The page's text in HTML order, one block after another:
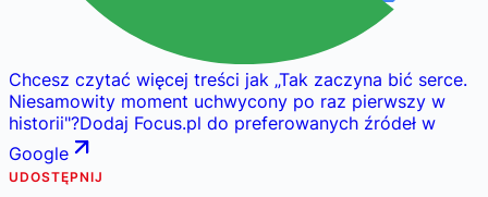
Chcesz czytać więcej treści jak „Tak zaczyna bić serce.
Niesamowity moment uchwycony po raz pierwszy w
historii"?Dodaj Focus.pl do preferowanych źródeł w
Google
UDOSTĘPNIJ